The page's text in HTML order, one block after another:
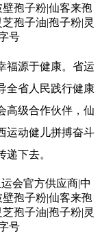
源于健康。 省运
全省人民践行健康
高级合作伙伴，仙
运动健儿拼搏奋斗
下去。